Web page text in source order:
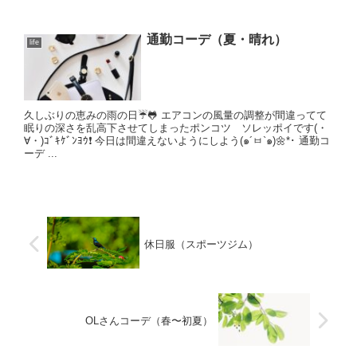
life 通勤コーデ（夏・晴れ）
久しぶりの恵みの雨の日☔️🐸 エアコンの風量の調整が間違ってて
眠りの深さを乱高下させてしまったポンコツ ソレッポイです(・
∀・)ｺﾞｷｹﾞﾝﾖｳ❗️ 今日は間違えないようにしよう(๑´ㅂ`๑)🌼*･ 通勤コ
ーデ ...
休日服（スポーツジム）
OLさんコーデ（春〜初夏）